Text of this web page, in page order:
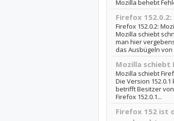
Mozilla behebt
Firefox
Firefox 152.0.2:
Mozilla schiebt
man hier
das Ausbügeln von
Mozilla schiebt
Mozilla schiebt
Die Version
betrifft Besitzer
Firefox 152.0.1...
Firefox 152 ist